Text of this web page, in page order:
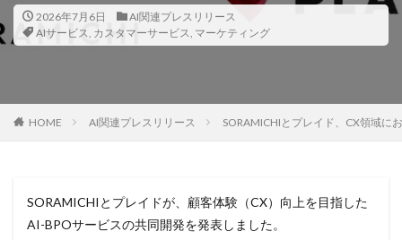
2026年7月6日
AI関連プレスリリース
AIサービス, カスタマーサービス, マーケティング
HOME AI関連プレスリリース SORAMICHIとプレイド、CX領域に
SORAMICHIとプレイドが、顧客体験（CX）向上を目指した
AI-BPOサービスの共同開発を発表しました。